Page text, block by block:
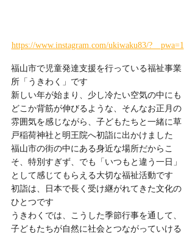
https://www.instagram.com/ukiwaku83/?__pwa=1
福山市で児童発達支援を行っている福祉事業
所「うきわく」です
新しい年が始まり、少し冷たい空気の中にも
どこか背筋が伸びるような、そんなお正月の
雰囲気を感じながら、子どもたちと一緒に草
戸稲荷神社と明王院へ初詣に出かけました
福山市の街の中にある身近な場所だからこ
そ、特別すぎず、でも「いつもと違う一日」
として感じてもらえる大切な福祉活動です
初詣は、日本で長く受け継がれてきた文化の
ひとつです
うきわくでは、こうした季節行事を通して、
子どもたちが自然に社会とつながっていける